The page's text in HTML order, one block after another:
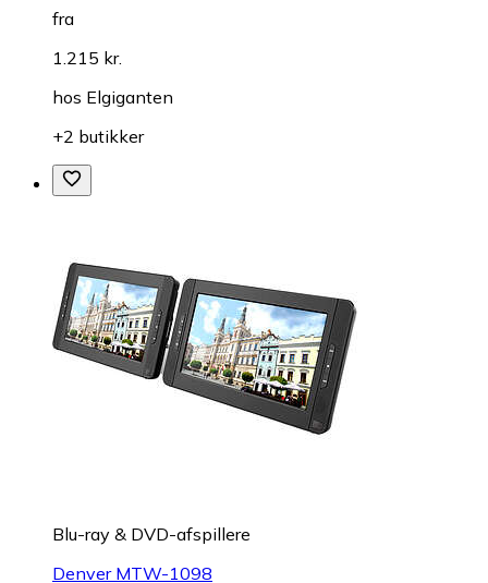
fra
1.215 kr.
hos Elgiganten
+2 butikker
Blu-ray & DVD-afspillere
Denver MTW-1098